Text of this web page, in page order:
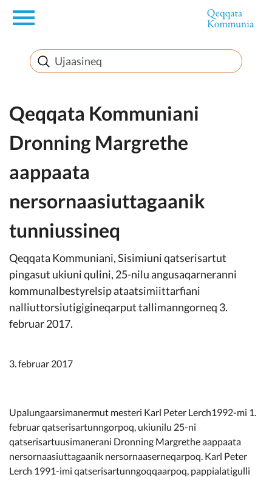
en
Innuttaasunut
Inuussutissarsiorneq
Politikki
Takornariat
Imminut sullinneq
Kommunimi pilersaarut
Kommune pillugu
Qeqqata Kommuniani
Dronning Margrethe
aappaata
nersornaasiuttagaanik
tunniussineq
Qeqqata Kommuniani, Sisimiuni qatserisartut
pingasut ukiuni qulini, 25-nilu angusaqarneranni
kommunalbestyrelsip ataatsimiittarfiani
nalliuttorsiutigigineqarput tallimanngorneq 3.
februar 2017.
3. februar 2017
Upalungaarsimanermut mesteri Karl Peter Lerch1992-mi 1.
februar qatserisartunngorpoq, ukiunilu 25-ni
qatserisartuusimanerani Dronning Margrethe aappaata
nersornaasiuttagaanik nersornaaserneqarpoq. Karl Peter
Lerch 1991-imi qatserisartunngoqqaarpoq, pappialatigulli